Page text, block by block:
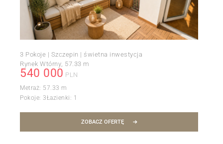
3 Pokoje | Szczepin | świetna inwestycja
Rynek Wtórny 57.33 m
540 000 PLN
Metraż: 57.33 m
Pokoje: 3Łazienki: 1
ZOBACZ OFERTĘ